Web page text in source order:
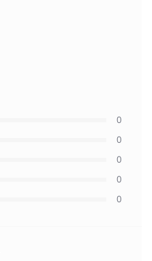
0
0
0
0
0